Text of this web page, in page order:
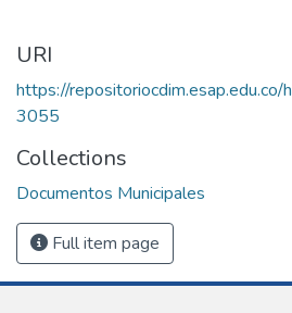
URI
https://
3055
Collections
Documentos Municipales
Full item page